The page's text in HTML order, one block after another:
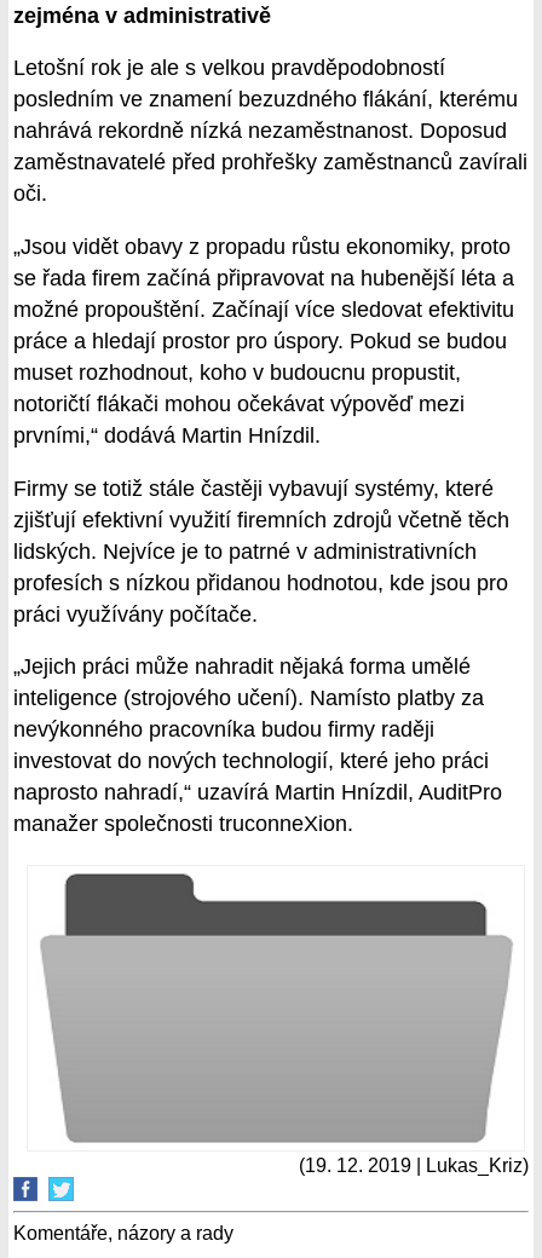
zejména v administrativě
Letošní rok je ale s velkou pravděpodobností
posledním ve znamení bezuzdného flákání, kterému
nahrává rekordně nízká nezaměstnanost. Doposud
zaměstnavatelé před prohřešky zaměstnanců zavírali
oči.
„Jsou vidět obavy z propadu růstu ekonomiky, proto
se řada firem začíná připravovat na hubenější léta a
možné propouštění. Začínají více sledovat efektivitu
práce a hledají prostor pro úspory. Pokud se budou
muset rozhodnout, koho v budoucnu propustit,
notoričtí flákači mohou očekávat výpověď mezi
prvními,“ dodává Martin Hnízdil.
Firmy se totiž stále častěji vybavují systémy, které
zjišťují efektivní využití firemních zdrojů včetně těch
lidských. Nejvíce je to patrné v administrativních
profesích s nízkou přidanou hodnotou, kde jsou pro
práci využívány počítače.
„Jejich práci může nahradit nějaká forma umělé
inteligence (strojového učení). Namísto platby za
nevýkonného pracovníka budou firmy raději
investovat do nových technologií, které jeho práci
naprosto nahradí,“ uzavírá Martin Hnízdil, AuditPro
manažer společnosti truconneXion.
(19. 12. 2019 | Lukas_Kriz)
Komentáře, názory a rady